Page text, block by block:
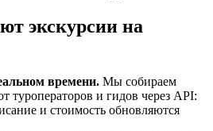
экскурсии на
времени. Мы собираем
туроператоров и гидов через API:
и стоимость обновляются